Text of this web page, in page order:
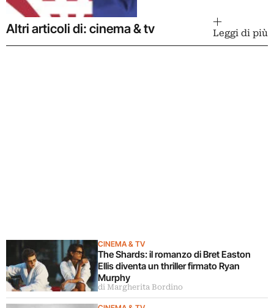
Altri articoli di: cinema & tv Leggi di più
CINEMA & TV
The Shards: il romanzo di Bret Easton
Ellis diventa un thriller firmato Ryan
Murphy
di Margherita Bordino